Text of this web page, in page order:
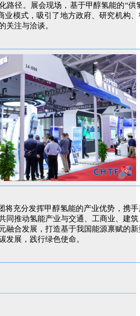
路径。展会现场，基于甲醇氢能的“供
业模式，吸引了地方政府、研究机构、
关注与洽谈。
充分发挥甲醇氢能的产业优势，携手
同推动氢能产业与交通、工商业、建筑
融合发展，打造基于我国能源禀赋的新
发展，践行绿色使命。